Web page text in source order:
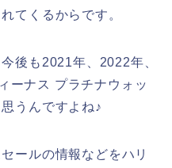
てくるからです。
後も2021年、2022年、
ーナス プラチナウォッ
うんですよね♪
ールの情報などをハリ